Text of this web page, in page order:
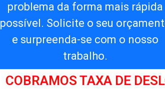
problema da forma mais rápida
possível. Solicite o seu
e surpreenda-se com o nosso
trabalho.
COBRAMOS TAXA DE